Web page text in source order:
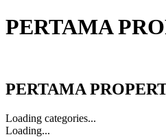
PERTAMA
PERTAMA
Loading categories...
Loading...